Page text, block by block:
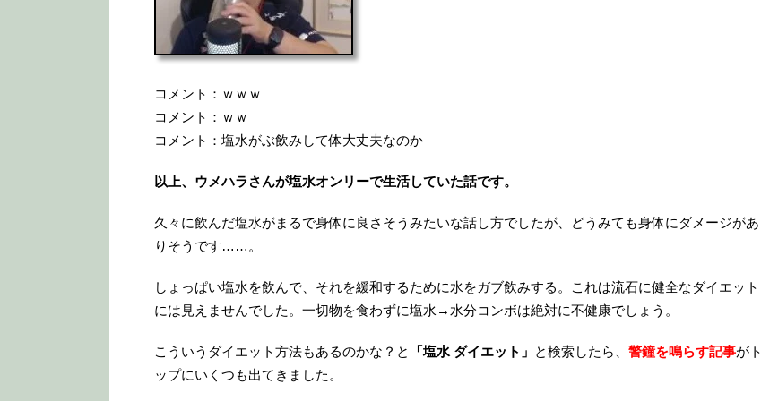
コメント：ｗｗｗ
コメント：ｗｗ
コメント：塩水がぶ飲みして体大丈夫なのか
以上、ウメハラさんが塩水オンリーで生活していた話です。
久々に飲んだ塩水がまるで身体に良さそうみたいな話し方でしたが、どうみても身体にダメージがあ
りそうです……。
しょっぱい塩水を飲んで、それを緩和するために水をガブ飲みする。これは流石に健全なダイエット
には見えませんでした。一切物を食わずに塩水→水分コンボは絶対に不健康でしょう。
こういうダイエット方法もあるのかな？と 「塩水 ダイエット」 と検索したら、 警鐘を鳴らす記事がト
ップにいくつも出てきました。